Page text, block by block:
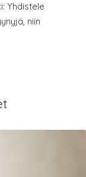
Yhdistele
niin